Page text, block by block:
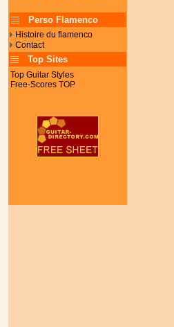
Perso Flamenco
Histoire du flamenco
Contact
Top Sites
Top Guitar Styles
Free-Scores TOP